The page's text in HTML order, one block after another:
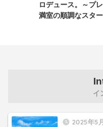
ロデュース。～プ
満室の順調なスタ
イ
2025年5